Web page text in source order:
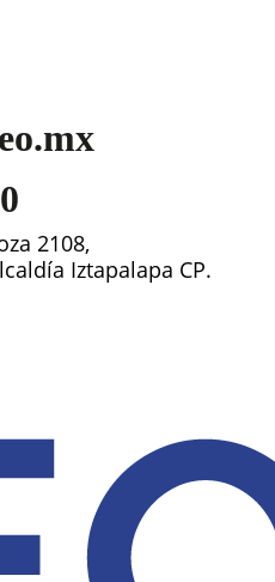
2108,
Iztapalapa CP.